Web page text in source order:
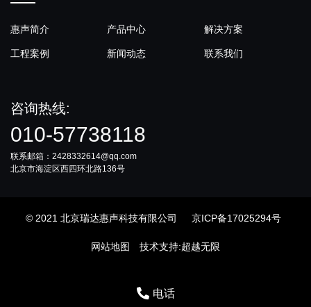
惠声简介 产品中心 解决方案
工程案例 新闻动态 联系我们
咨询热线:
010-57738118
联系邮箱：2428332614@qq.com
北京市海淀区西四环北路136号
© 2021 北京瑞达惠声科技有限公司 京ICP备17025294号
网站地图 技术支持:超越无限
电话